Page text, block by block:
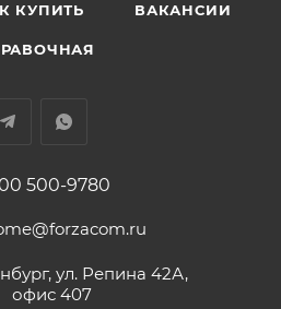
КУПИТЬ ВАКАНСИИ
500-9780
ул. Репина 42А,
офис 407